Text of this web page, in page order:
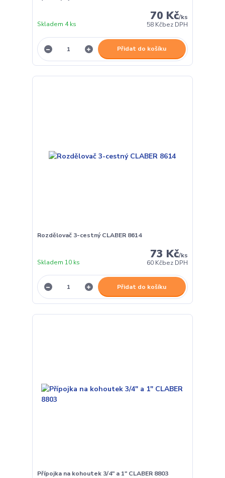
70 Kč/ks
58 Kčbez DPH
Skladem 4 ks
Přidat do košíku
Rozdělovač 3-cestný CLABER 8614
73 Kč/ks
60 Kčbez DPH
Skladem 10 ks
Přidat do košíku
Přípojka na kohoutek 3/4" a 1" CLABER 8803